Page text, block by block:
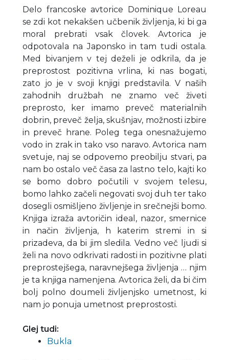
Delo francoske avtorice Dominique Loreau
se zdi kot nekakšen učbenik življenja, ki bi ga
moral prebrati vsak človek. Avtorica je
odpotovala na Japonsko in tam tudi ostala.
Med bivanjem v tej deželi je odkrila, da je
preprostost pozitivna vrlina, ki nas bogati,
zato jo je v svoji knjigi predstavila. V naših
zahodnih družbah ne znamo več živeti
preprosto, ker imamo preveč materialnih
dobrin, preveč želja, skušnjav, možnosti izbire
in preveč hrane. Poleg tega onesnažujemo
vodo in zrak in tako vso naravo. Avtorica nam
svetuje, naj se odpovemo preobilju stvari, pa
nam bo ostalo več časa za lastno telo, kajti ko
se bomo dobro počutili v svojem telesu,
bomo lahko začeli negovati svoj duh ter tako
dosegli osmišljeno življenje in srečnejši bomo.
Knjiga izraža avtoričin ideal, nazor, smernice
in način življenja, h katerim stremi in si
prizadeva, da bi jim sledila. Vedno več ljudi si
želi na novo odkrivati radosti in pozitivne plati
preprostejšega, naravnejšega življenja … njim
je ta knjiga namenjena. Avtorica želi, da bi čim
bolj polno doumeli življenjsko umetnost, ki
nam jo ponuja umetnost preprostosti.
Glej tudi:
Bukla